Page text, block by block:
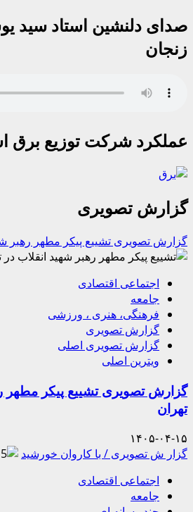
صدای دلنشین استاد سید
زنجان
عملکرد شرکت توزیع برق
گزارش تصویری
گزارش تصویری تشییع پیکر مطهر رهبر
اجتماعی اقتصادی
جامعه
فرهنگی، هنری ، ورزشی
گزارش تصویری
گزارش تصویری اصلی
ویترین اصلی
گزارش تصویری تشییع پیکر مطهر
تهران
۱۴۰۵-۰۴-۱۵
گزار ش تصویری / با کاروان خورشید
اجتماعی اقتصادی
جامعه